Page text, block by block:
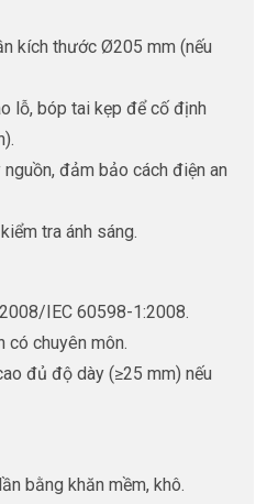
kích thước Ø205 mm (nếu
lỗ, bóp tai kẹp để cố định
nguồn, đảm bảo cách điện an
tra ánh sáng.
IEC 60598-1:2008.
có chuyên môn.
đủ độ dày (≥25 mm) nếu
bằng khăn mềm, khô.